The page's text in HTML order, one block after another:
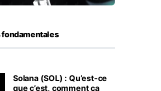
Solana (SOL) : Qu’est-ce
que c’est, comment ça